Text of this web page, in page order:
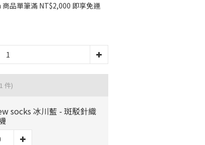
品單筆滿 NT$2,000 即享免運
件)
socks 冰川藍 - 斑駁針織